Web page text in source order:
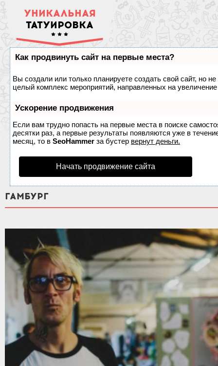
УНИКАЛЬНАЯ
ТАТУИРОВКА
Как продвинуть сайт на первые места?
Вы создали или только планируете создать свой сайт, но
целый комплекс мероприятий, направленных на
Ускорение продвижения
Если вам трудно попасть на первые места в поиске
десятки раз, а первые результаты появляются уже в
месяц, то в SeoHammer за бустер вернут деньги.
Начать продвижение сайта
ГАМБУРГ